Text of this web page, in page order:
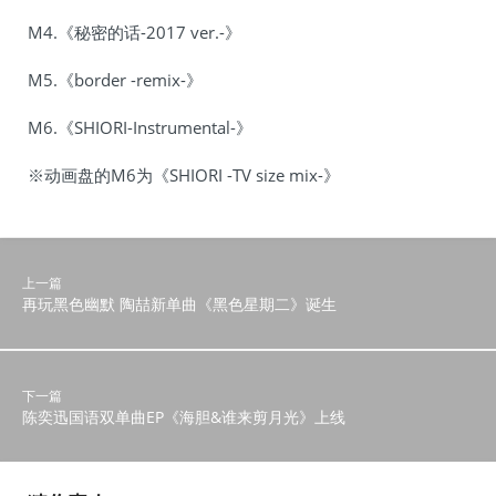
M4.《秘密的话-2017 ver.-》
M5.《border -remix-》
M6.《SHIORI-Instrumental-》
※动画盘的M6为《SHIORI -TV size mix-》
上一篇
再玩黑色幽默 陶喆新单曲《黑色星期二》诞生
下一篇
陈奕迅国语双单曲EP《海胆&谁来剪月光》上线